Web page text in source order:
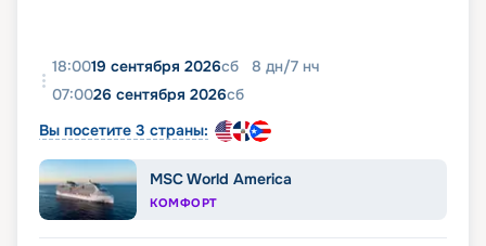
18:0019 сентября 2026сб 8 дн/7 нч
07:0026 сентября 2026сб
Вы посетите 3 страны:
MSC World America
КОМФОРТ